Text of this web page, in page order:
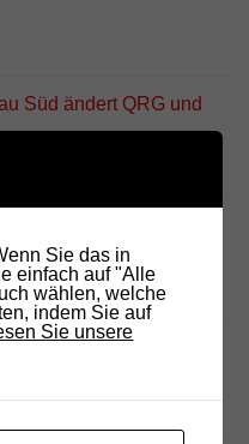
Süd ändert QRG und
– Meraner
Sie das in
einfach auf "Alle
wählen, welche
indem Sie auf
Sie unsere